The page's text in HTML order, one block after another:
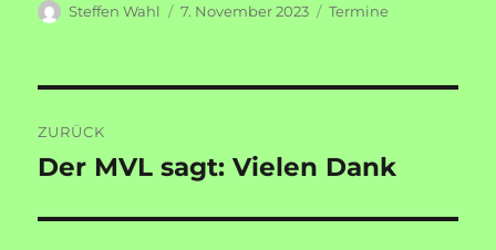
Autor
Steffen Wahl
Veröffentlicht
7. November 2023 Kategorien
Termine
ZURÜCK
Vorheriger
Der MVL sagt: Vielen Dank